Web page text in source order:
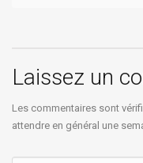
Laissez un
Les commentaires sont
attendre en général une